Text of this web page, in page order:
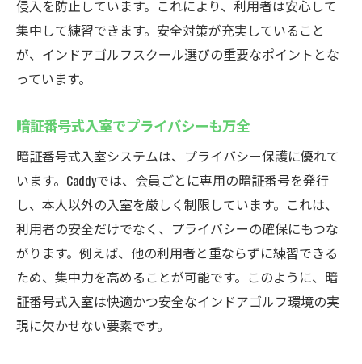
侵入を防止しています。これにより、利用者は安心して
集中して練習できます。安全対策が充実していること
が、インドアゴルフスクール選びの重要なポイントとな
っています。
暗証番号式入室でプライバシーも万全
暗証番号式入室システムは、プライバシー保護に優れて
います。Caddyでは、会員ごとに専用の暗証番号を発行
し、本人以外の入室を厳しく制限しています。これは、
利用者の安全だけでなく、プライバシーの確保にもつな
がります。例えば、他の利用者と重ならずに練習できる
ため、集中力を高めることが可能です。このように、暗
証番号式入室は快適かつ安全なインドアゴルフ環境の実
現に欠かせない要素です。